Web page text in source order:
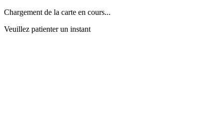
Chargement de la carte en cours...
Veuillez patienter un instant